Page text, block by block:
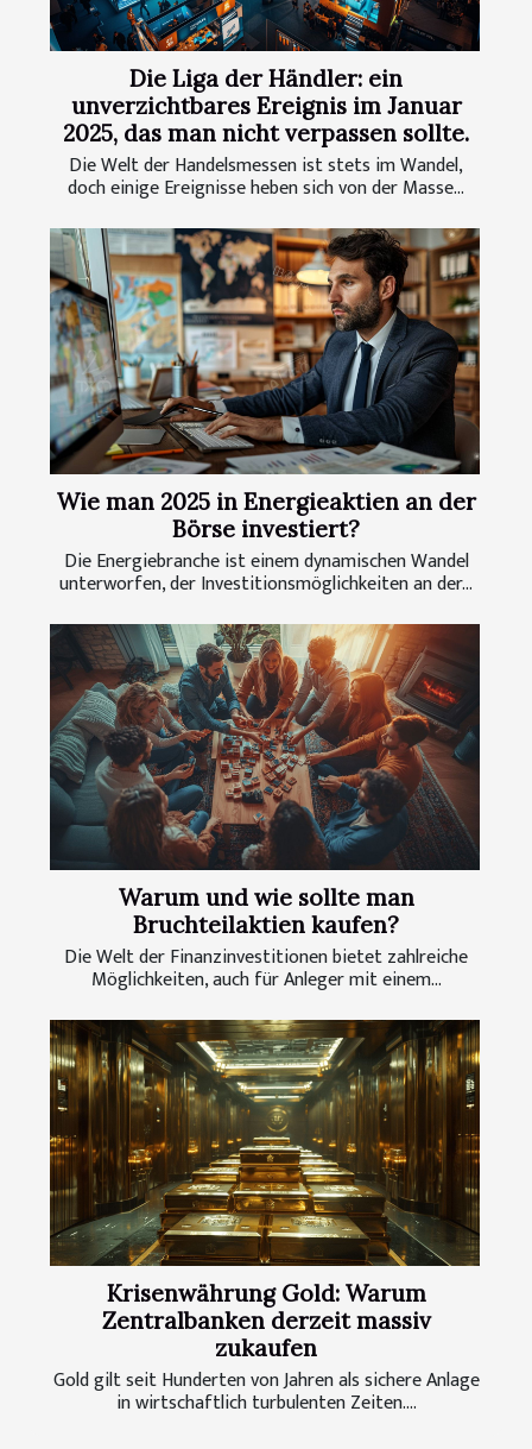
Die Liga der Händler: ein
unverzichtbares Ereignis im Januar
2025, das man nicht verpassen sollte.
Die Welt der Handelsmessen ist stets im Wandel,
doch einige Ereignisse heben sich von der Masse...
Wie man 2025 in Energieaktien an der
Börse investiert?
Die Energiebranche ist einem dynamischen Wandel
unterworfen, der Investitionsmöglichkeiten an der...
Warum und wie sollte man
Bruchteilaktien kaufen?
Die Welt der Finanzinvestitionen bietet zahlreiche
Möglichkeiten, auch für Anleger mit einem...
Krisenwährung Gold: Warum
Zentralbanken derzeit massiv
zukaufen
Gold gilt seit Hunderten von Jahren als sichere Anlage
in wirtschaftlich turbulenten Zeiten....